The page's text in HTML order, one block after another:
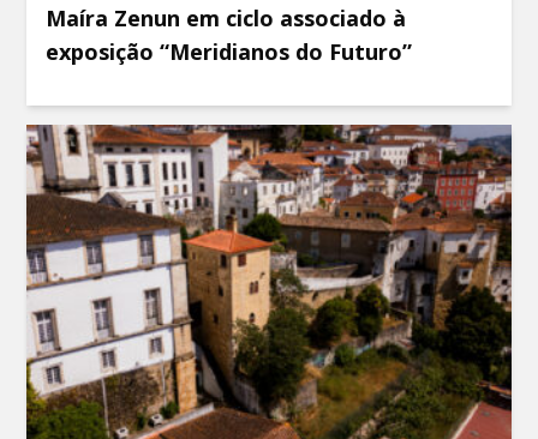
Maíra Zenun em ciclo associado à
exposição “Meridianos do Futuro”